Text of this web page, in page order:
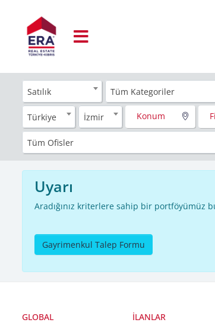
Satılık Tüm Kategoriler
Türkiye İzmir Konum
Tüm Ofisler
Uyarı
Aradığınız kriterlere sahip bir portföyümüz
Gayrimenkul Talep Formu
GLOBAL İLANLAR